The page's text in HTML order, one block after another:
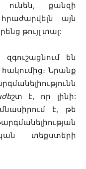
քանզի
այն
թույլ տալ:
զգուշացնում են
Նրանք
շտ է, որ լինի:
է, թե
տեքստերի